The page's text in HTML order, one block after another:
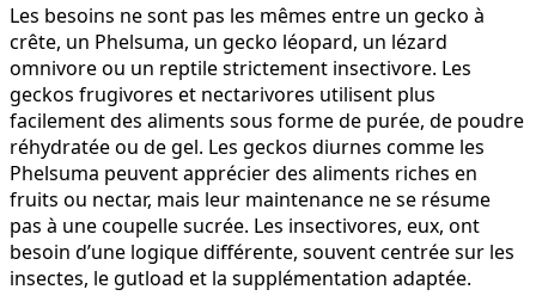
Les besoins ne sont pas les mêmes entre un gecko à
crête, un Phelsuma, un gecko léopard, un lézard
omnivore ou un reptile strictement insectivore. Les
geckos frugivores et nectarivores utilisent plus
facilement des aliments sous forme de purée, de poudre
réhydratée ou de gel. Les geckos diurnes comme les
Phelsuma peuvent apprécier des aliments riches en
fruits ou nectar, mais leur maintenance ne se résume
pas à une coupelle sucrée. Les insectivores, eux, ont
besoin d’une logique différente, souvent centrée sur les
insectes, le gutload et la supplémentation adaptée.